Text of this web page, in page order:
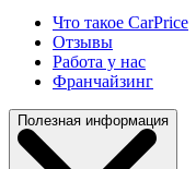
Что такое CarPrice
Отзывы
Работа у нас
Франчайзинг
Полезная информация